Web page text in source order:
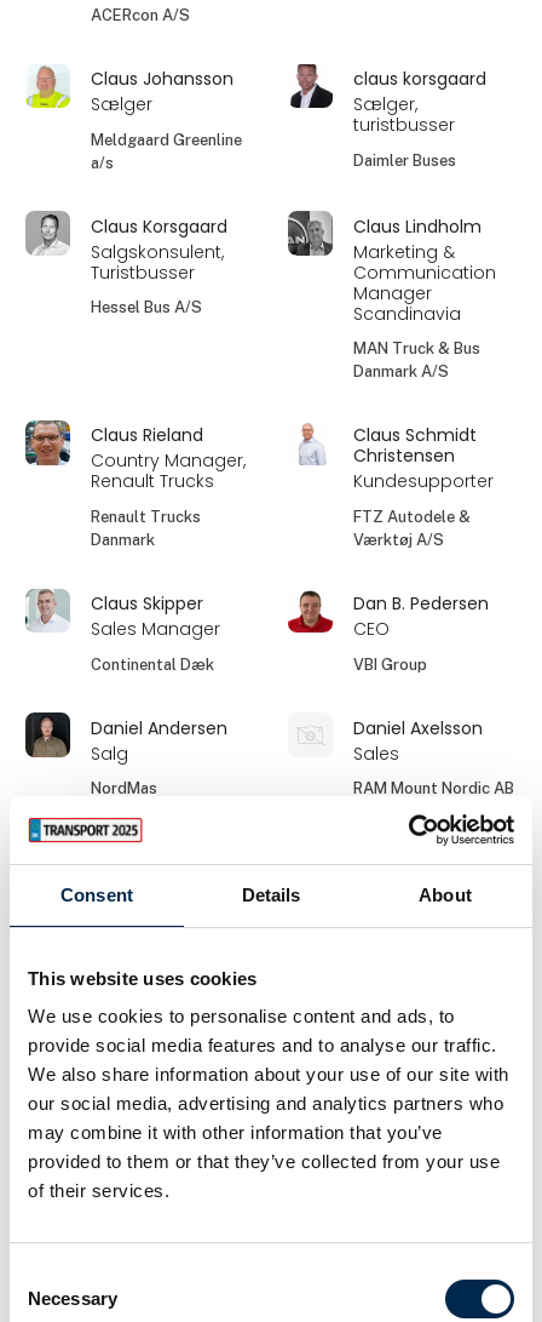
Consent Details About
This website uses cookies
We use cookies to personalise content and ads, to
provide social media features and to analyse our traffic.
We also share information about your use of our site with
our social media, advertising and analytics partners who
may combine it with other information that you’ve
provided to them or that they’ve collected from your use
of their services.
Selection
Necessary
ACERcon A/S
Claus Johansson
Sælger
Meldgaard Greenline
a/s
claus korsgaard
Sælger,
turistbusser
Daimler Buses
Claus Korsgaard
Salgskonsulent,
Turistbusser
Hessel Bus A/S
Claus Lindholm
Marketing &
Communication
Manager
Scandinavia
MAN Truck & Bus
Danmark A/S
Claus Rieland
Country Manager,
Renault Trucks
Renault Trucks
Danmark
Claus Schmidt
Christensen
Kundesupporter
FTZ Autodele &
Værktøj A/S
Claus Skipper
Sales Manager
Continental Dæk
Dan B. Pedersen
CEO
VBI Group
Daniel Andersen
Salg
NordMas
Daniel Axelsson
Sales
RAM Mount Nordic AB
Daniel Tribler
Christensen
Customer
David Hansen
Area Sales
Manager,
Denmark
GSFleet
Dejan Rosič
CEO
Blaevik d.o.o.
Dorte Hastrup
Hamag A/S AKA-DanBox A/S
Emmanuel
Erik Grafström